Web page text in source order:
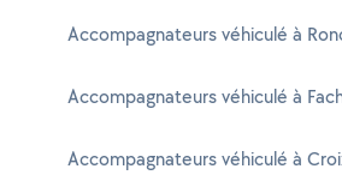
Accompagnateurs véhiculé à
Accompagnateurs véhiculé à
Accompagnateurs véhiculé à